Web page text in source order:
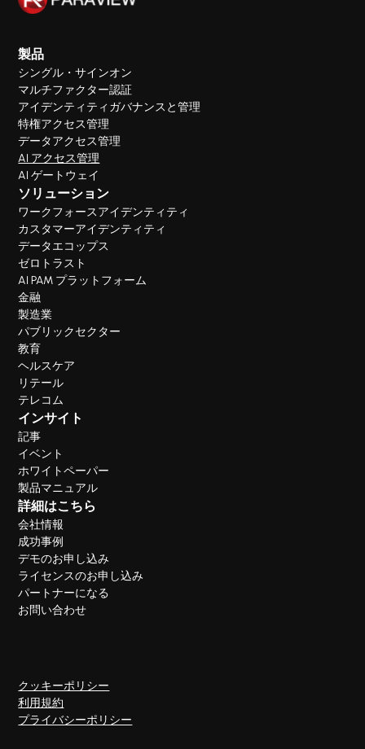
製品
シングル・サインオン
マルチファクター認証
アイデンティティガバナンスと管理
特権アクセス管理
データアクセス管理
AI アクセス管理
AI ゲートウェイ
ソリューション
ワークフォースアイデンティティ
カスタマーアイデンティティ
データエコップス
ゼロトラスト
AI PAM プラットフォーム
金融
製造業
パブリックセクター
教育
ヘルスケア
リテール
テレコム
インサイト
記事
イベント
ホワイトペーパー
製品マニュアル
詳細はこちら
会社情報
成功事例
デモのお申し込み
ライセンスのお申し込み
パートナーになる
お問い合わせ
クッキーポリシー
利用規約
プライバシーポリシー